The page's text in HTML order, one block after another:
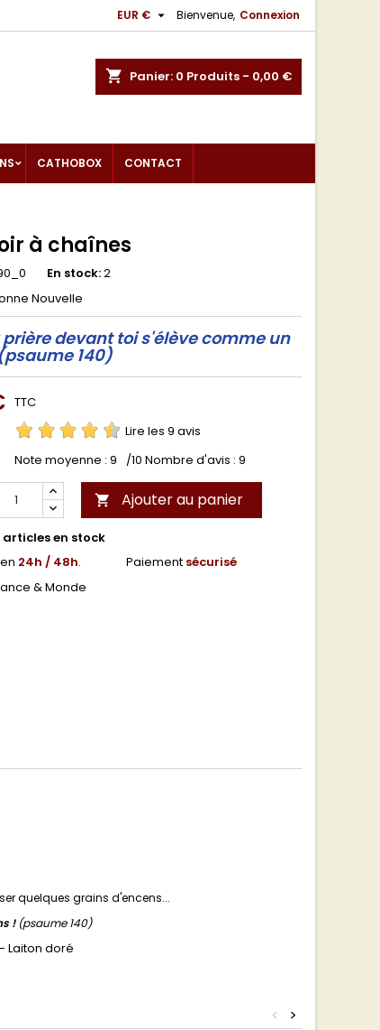
Bienvenue, Connexion
EUR € 
shopping_cart Panier: 0 Produits - 0,00 €
CATHOBOX CONTACT
à chaînes
En stock:2
Nouvelle
prière devant toi s'élève comme un
140)
TTC
Lire les 9 avis
Note moyenne : 9 /10 Nombre d'avis : 9
 Ajouter au panier
articles en stock
24h / 48h.
& Monde
Paiement sécurisé
quelques grains d'encens...
!(psaume 140)
Laiton doré
>
<